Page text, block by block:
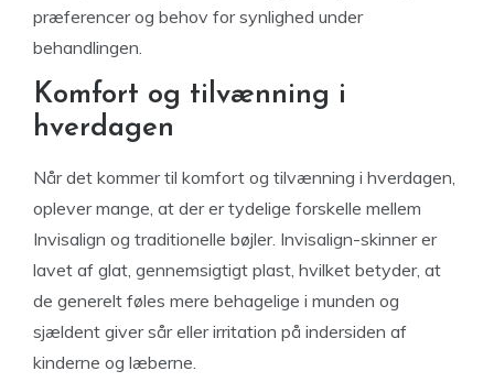
præferencer og behov for synlighed under
behandlingen.
Komfort og tilvænning i
hverdagen
Når det kommer til komfort og tilvænning i hverdagen,
oplever mange, at der er tydelige forskelle mellem
Invisalign og traditionelle bøjler. Invisalign-skinner er
lavet af glat, gennemsigtigt plast, hvilket betyder, at
de generelt føles mere behagelige i munden og
sjældent giver sår eller irritation på indersiden af
kinderne og læberne.